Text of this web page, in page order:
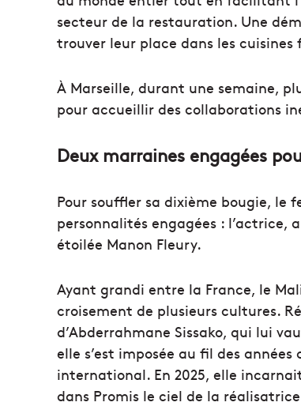
secteur de la restauration. Une
trouver leur place dans les cuisines
À Marseille, durant une semaine,
pour accueillir des collaborations
Deux marraines engagées
Pour souffler sa dixième bougie, le
personnalités engagées :
étoilée Manon Fleury.
Ayant grandi entre la France, le
croisement de plusieurs cultures.
d’Abderrahmane Sissako, qui lui
elle s’est imposée au fil des
international. En 2025, elle
dans Promis le ciel de la